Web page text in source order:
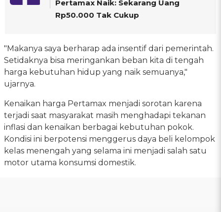
Pertamax Naik: Sekarang Uang
Rp50.000 Tak Cukup
"Makanya saya berharap ada insentif dari pemerintah.
Setidaknya bisa meringankan beban kita di tengah
harga kebutuhan hidup yang naik semuanya,"
ujarnya.
Kenaikan harga Pertamax menjadi sorotan karena
terjadi saat masyarakat masih menghadapi tekanan
inflasi dan kenaikan berbagai kebutuhan pokok.
Kondisi ini berpotensi menggerus daya beli kelompok
kelas menengah yang selama ini menjadi salah satu
motor utama konsumsi domestik.